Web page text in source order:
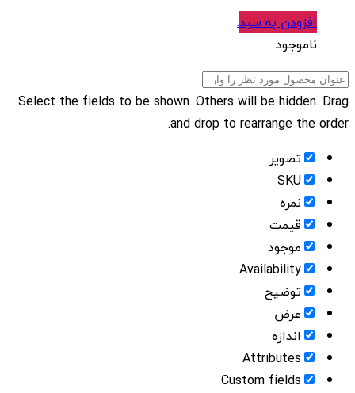
افزودن به سبد.
ناموجود
Select the fields to be shown. Others will be hidden. Drag
and drop to rearrange the order.
تصویر
SKU
نمره
قیمت
موجود
Availability
توضیح
عرض
اندازه
Attributes
Custom fields